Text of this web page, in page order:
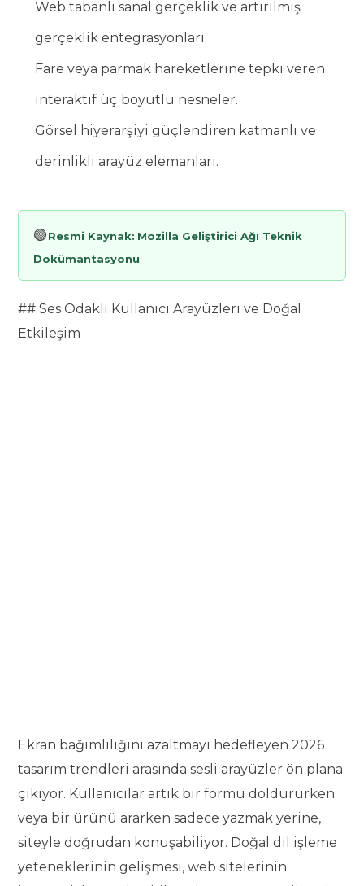
Web tabanlı sanal gerçeklik ve artırılmış
gerçeklik entegrasyonları.
Fare veya parmak hareketlerine tepki veren
interaktif üç boyutlu nesneler.
Görsel hiyerarşiyi güçlendiren katmanlı ve
derinlikli arayüz elemanları.
🟢Resmi Kaynak: Mozilla Geliştirici Ağı Teknik
Dokümantasyonu
## Ses Odaklı Kullanıcı Arayüzleri ve Doğal
Etkileşim
Ekran bağımlılığını azaltmayı hedefleyen 2026
tasarım trendleri arasında sesli arayüzler ön plana
çıkıyor. Kullanıcılar artık bir formu doldururken
veya bir ürünü ararken sadece yazmak yerine,
siteyle doğrudan konuşabiliyor. Doğal dil işleme
yeteneklerinin gelişmesi, web sitelerinin